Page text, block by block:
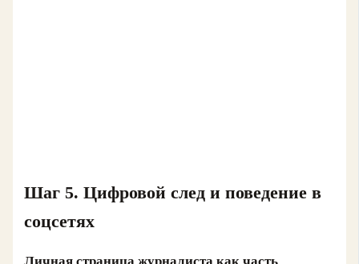
Шаг 5. Цифровой след и поведение в
соцсетях